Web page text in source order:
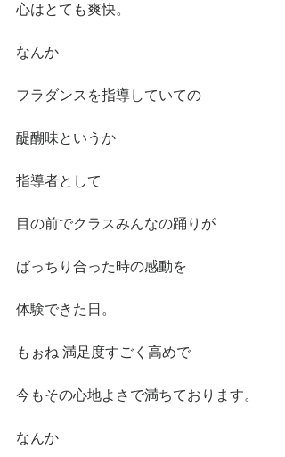
心はとても爽快。
なんか
フラダンスを指導していての
醍醐味というか
指導者として
目の前でクラスみんなの踊りが
ばっちり合った時の感動を
体験できた日。
もぉね 満足度すごく高めで
今もその心地よさで満ちております。
なんか